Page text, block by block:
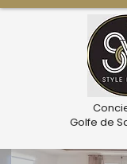
Golfe de